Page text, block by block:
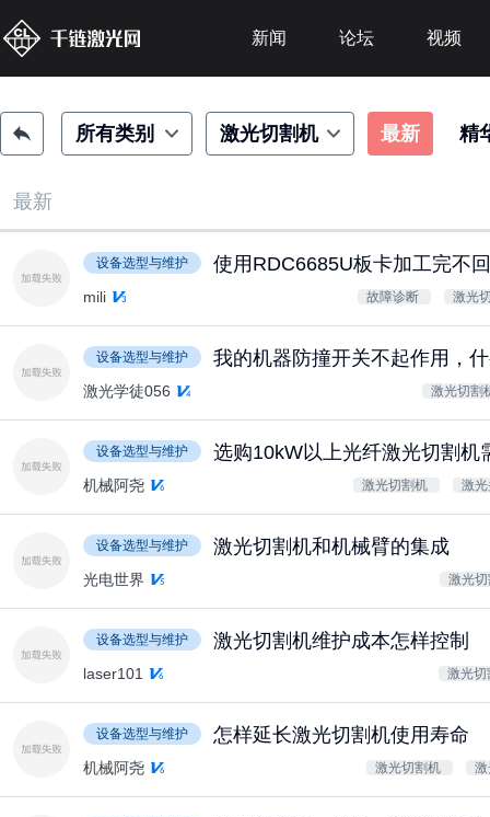
新闻 论坛 视频
所有类别 激光切割机 最新 精
最新
设备选型与维护 使用RDC6685U板卡加工完不
mili 故障诊断 激光
设备选型与维护 我的机器防撞开关不起作用，
激光学徒056 激光切割
设备选型与维护 选购10kW以上光纤激光切割机
机械阿尧 激光切割机 激
设备选型与维护 激光切割机和机械臂的集成
光电世界 激光
设备选型与维护 激光切割机维护成本怎样控制
laser101 激光切
设备选型与维护 怎样延长激光切割机使用寿命
机械阿尧 激光切割机